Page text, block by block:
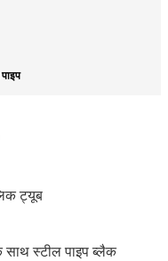
ट्यूब
साथ स्टील पाइप ब्लैक